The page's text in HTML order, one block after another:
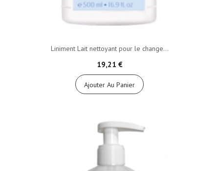
Liniment Lait nettoyant pour le change...
19,21 €
Ajouter Au Panier